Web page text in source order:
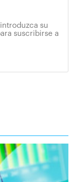
su
suscribirse a